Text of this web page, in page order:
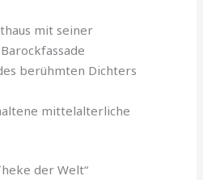
mit seiner
berühmten Dichters
mittelalterliche
der Welt“